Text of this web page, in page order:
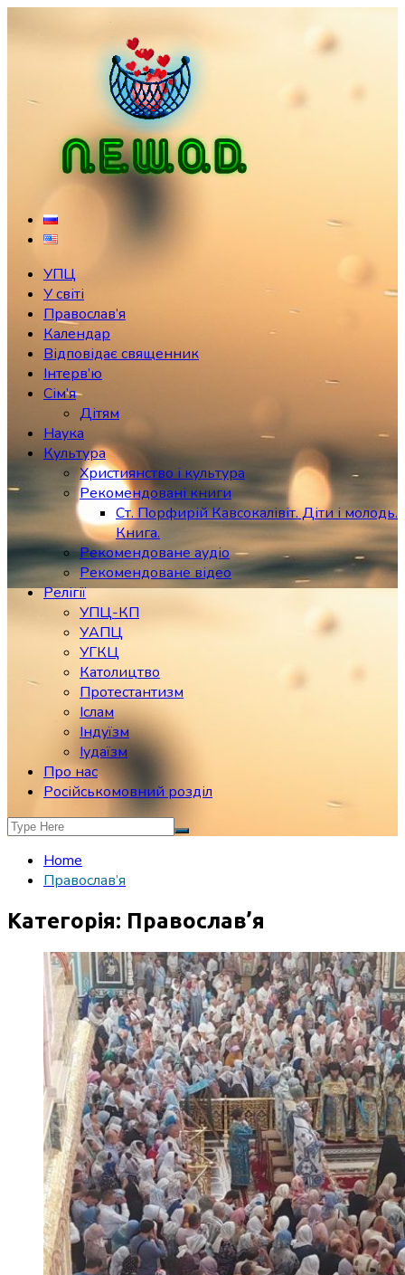
УПЦ
У світі
Православ’я
Календар
Відповідає священник
Інтерв’ю
Сім’я
Дітям
Наука
Культура
Християнство і культура
Рекомендовані книги
Ст. Порфирій Кавсокалівіт. Діти і молодь.
Книга.
Рекомендоване аудіо
Рекомендоване відео
Релігії
УПЦ-КП
УАПЦ
УГКЦ
Католицтво
Протестантизм
Іслам
Індуїзм
Іудаїзм
Про нас
Російськомовний розділ
Home
Православ’я
Категорія: Православ’я